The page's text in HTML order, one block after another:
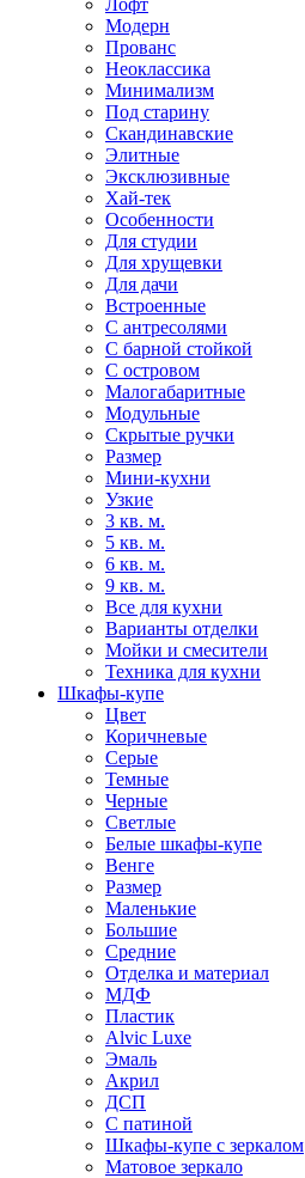
Лофт
Модерн
Прованс
Неоклассика
Минимализм
Под старину
Скандинавские
Элитные
Эксклюзивные
Хай-тек
Особенности
Для студии
Для хрущевки
Для дачи
Встроенные
С антресолями
С барной стойкой
С островом
Малогабаритные
Модульные
Скрытые ручки
Размер
Мини-кухни
Узкие
3 кв. м.
5 кв. м.
6 кв. м.
9 кв. м.
Все для кухни
Варианты отделки
Мойки и смесители
Техника для кухни
Шкафы-купе
Цвет
Коричневые
Серые
Темные
Черные
Светлые
Белые шкафы-купе
Венге
Размер
Маленькие
Большие
Средние
Отделка и материал
МДФ
Пластик
Alvic Luxe
Эмаль
Акрил
ДСП
С патиной
Шкафы-купе с зеркалом
Матовое зеркало